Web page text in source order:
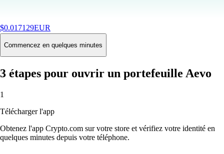
$0.017129EUR
+0.46%24H
Buy
Commencez en quelques minutes
3 étapes pour ouvrir un portefeuille Aevo
1
Télécharger l'app
Obtenez l'app Crypto.com sur votre store et vérifiez votre identité en
quelques minutes depuis votre téléphone.